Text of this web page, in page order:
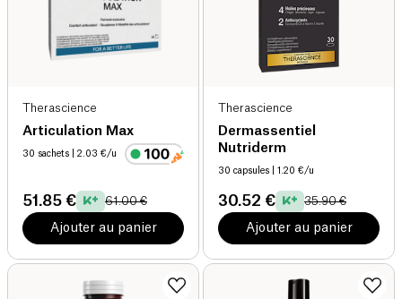
Therascience
Articulation Max
30 sachets | 2.03 €/u
51.85 € 61.00 €
Ajouter au panier
Therascience
Dermassentiel
Nutriderm
30 capsules | 1.20 €/u
30.52 € 35.90 €
Ajouter au panier